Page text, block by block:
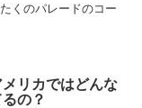
くのパレードのコー
リカではどんな
の？